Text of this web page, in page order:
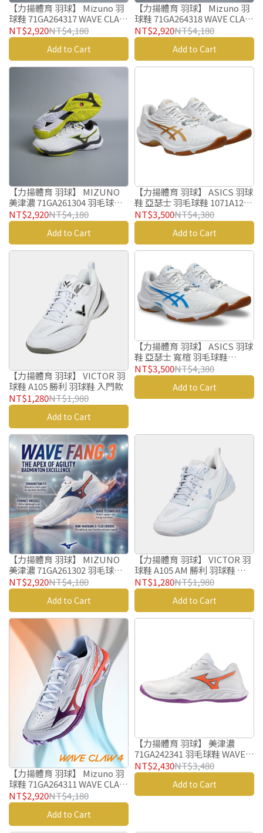
【力揚體育 羽球】 Mizuno 羽
球鞋 71GA264317 WAVE CLAW
4 美津濃 羽毛球鞋
NT$2,920NT$4,180
Add to Cart
【力揚體育 羽球】 Mizuno 羽
球鞋 71GA264318 WAVE CLAW
4 美津濃 羽毛球鞋
NT$2,920NT$4,180
Add to Cart
【力揚體育 羽球】 MIZUNO
美津濃 71GA261304 羽毛球鞋
WAVE FANG 3 羽球鞋
NT$2,920NT$4,180
Add to Cart
【力揚體育 羽球】 ASICS 羽球
鞋 亞瑟士 羽毛球鞋 1071A125-
100 COURT CONTROL FF 4
NT$3,500NT$4,380
Add to Cart
【力揚體育 羽球】 VICTOR 羽
球鞋 A105 勝利 羽球鞋 入門款
NT$1,280NT$1,980
Add to Cart
【力揚體育 羽球】 ASICS 羽球
鞋 亞瑟士 寬楦 羽毛球鞋
1073A094-101 COURT
CONTROL FF 4
NT$3,500NT$4,380
Add to Cart
【力揚體育 羽球】 MIZUNO
美津濃 71GA261302 羽毛球鞋
WAVE FANG 3 BDSS 羽球鞋
NT$2,920NT$4,180
Add to Cart
【力揚體育 羽球】 VICTOR 羽
球鞋 A105 AM 勝利 羽球鞋 入
門款
NT$1,280NT$1,980
Add to Cart
【力揚體育 羽球】 Mizuno 羽
球鞋 71GA264311 WAVE CLAW
4 美津濃 羽毛球鞋
NT$2,920NT$4,180
Add to Cart
【力揚體育 羽球】 美津濃
71GA242341 羽毛球鞋 WAVE
FANG EL 2 MIZUNO 羽球鞋
NT$2,430NT$3,480
Add to Cart